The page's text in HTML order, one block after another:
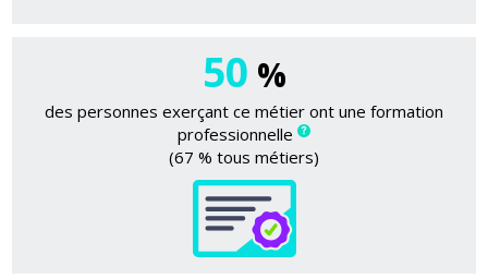
50 %
des personnes exerçant ce métier ont une formation
professionnelle
(67 % tous métiers)